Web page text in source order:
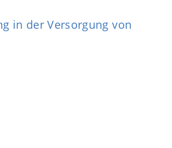
in der Versorgung von